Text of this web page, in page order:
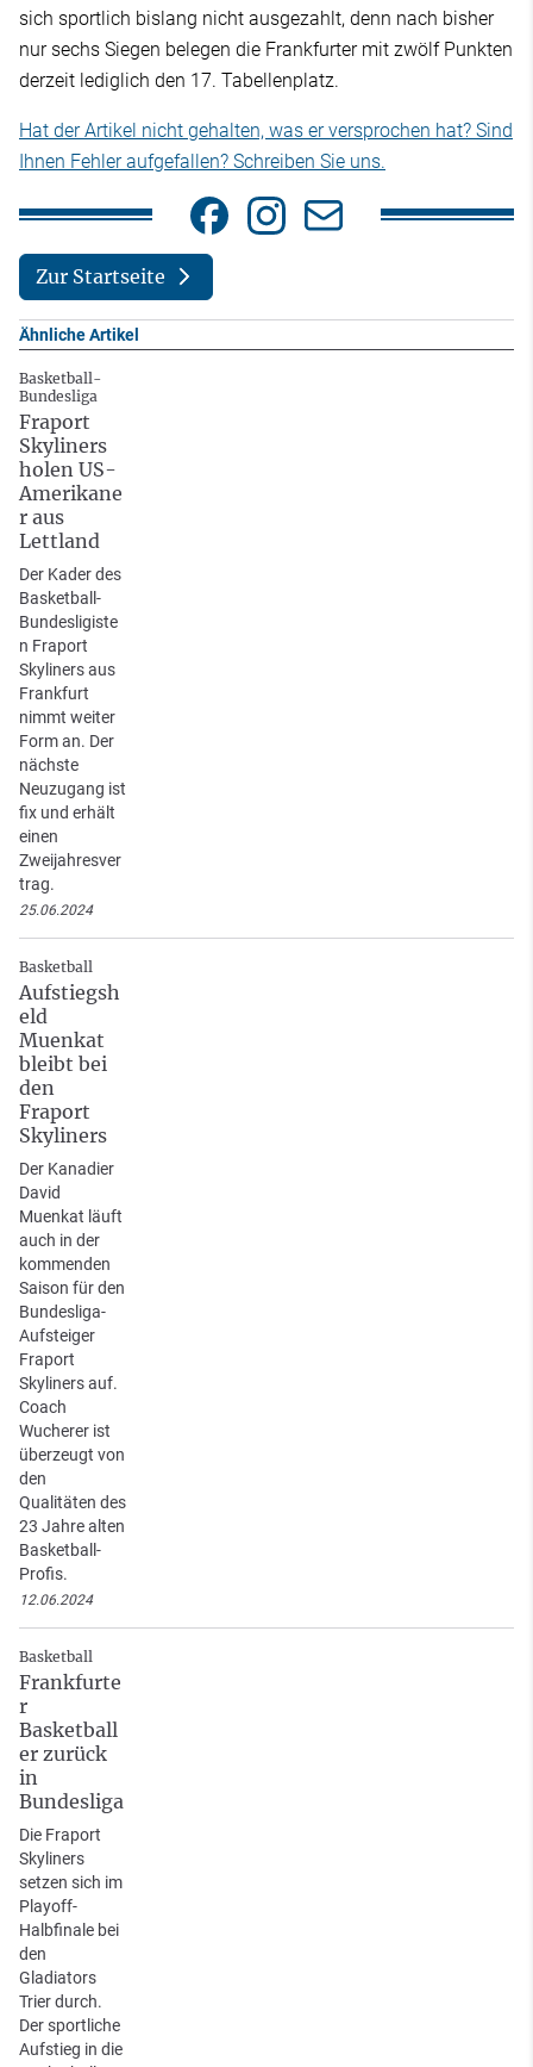
sich sportlich bislang nicht ausgezahlt, denn nach bisher
nur sechs Siegen belegen die Frankfurter mit zwölf Punkten
derzeit lediglich den 17. Tabellenplatz.
Hat der Artikel nicht gehalten, was er versprochen hat? Sind
Ihnen Fehler aufgefallen? Schreiben Sie uns.
Zur Startseite
Ähnliche Artikel
Basketball-
Bundesliga
Fraport
Skyliners
holen US-
Amerikane
r aus
Lettland
Der Kader des
Basketball-
Bundesligiste
n Fraport
Skyliners aus
Frankfurt
nimmt weiter
Form an. Der
nächste
Neuzugang ist
fix und erhält
einen
Zweijahresver
trag.
25.06.2024
Basketball
Aufstiegsh
eld
Muenkat
bleibt bei
den
Fraport
Skyliners
Der Kanadier
David
Muenkat läuft
auch in der
kommenden
Saison für den
Bundesliga-
Aufsteiger
Fraport
Skyliners auf.
Coach
Wucherer ist
überzeugt von
den
Qualitäten des
23 Jahre alten
Basketball-
Profis.
12.06.2024
Basketball
Frankfurte
r
Basketball
er zurück
in
Bundesliga
Die Fraport
Skyliners
setzen sich im
Playoff-
Halbfinale bei
den
Gladiators
Trier durch.
Der sportliche
Aufstieg in die